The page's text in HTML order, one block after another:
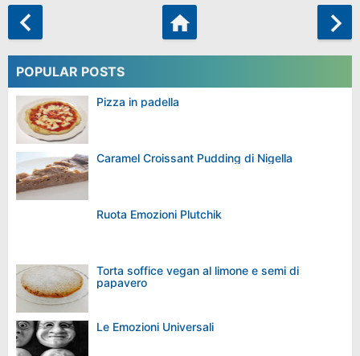
POPULAR POSTS
Pizza in padella
Caramel Croissant Pudding di Nigella
Ruota Emozioni Plutchik
Torta soffice vegan al limone e semi di
papavero
Le Emozioni Universali